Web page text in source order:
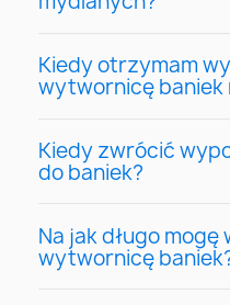
Kiedy otrzymam
wytwornicę baniek
Kiedy zwrócić
do baniek?
Na jak długo mogę
wytwornicę